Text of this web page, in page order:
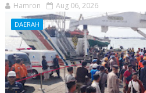
Hamron Aug 06, 2026
DAERAH